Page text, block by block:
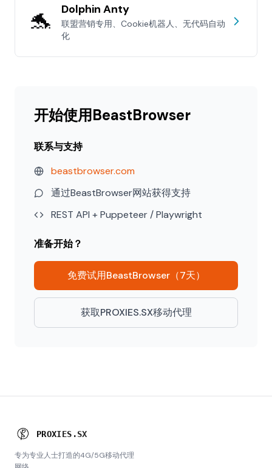
🐬 Dolphin Anty
联盟营销专用、Cookie机器人、无代码自动
化
开始使用BeastBrowser
联系与支持
beastbrowser.com
通过BeastBrowser网站获得支持
REST API + Puppeteer / Playwright
准备开始？
免费试用BeastBrowser（7天）
获取PROXIES.SX移动代理
PROXIES .SX
专为专业人士打造的4G/5G移动代理